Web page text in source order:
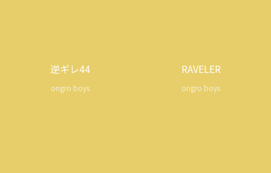
逆ギレ44
ongro boys
RAVELER
ongro boys